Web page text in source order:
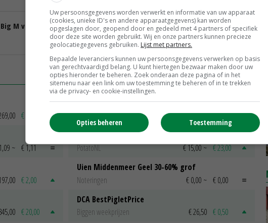
M van Krone
Krone komt met merkonafhankelijk
datamanagementsysteem
31-03-2021
€ 7,00
~ € 1,11
€ 2,00
€ 20,00
Scharreleieren maat 59
Barneveld
€ 12,00 € 0,00
Fritesgeschikt NL Du Be
PotatoNL
€ 15,00~ € 23,00
Uien Middenmeer Geel 30-60% grof
Noteringen
€ 0,00 ~ € 0,00
DCA BestPigletPrice
Biggen weekprijzen
€ 26,50 € 0,50
Uw persoonsgegevens worden verwerkt en informatie van uw apparaat
(cookies, unieke ID's en andere apparaatgegevens) kan worden
opgeslagen door, geopend door en gedeeld met 4 partners of specifiek
door deze site worden gebruikt. Wij en onze partners kunnen precieze
geolocatiegegevens gebruiken. Lijst met partners.
Bepaalde leveranciers kunnen uw persoonsgegevens verwerken op basis
van gerechtvaardigd belang. U kunt hiertegen bezwaar maken door uw
opties hieronder te beheren. Zoek onderaan deze pagina of in het
sitemenu naar een link om uw toestemming te beheren of in te trekken
via de privacy- en cookie-instellingen.
Toestemming
Opties beheren